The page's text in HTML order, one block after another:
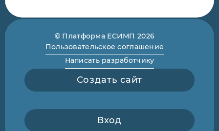
© Платформа ЕСИМП 2026
Пользовательское соглашение
Написать разработчику
Создать сайт
Вход